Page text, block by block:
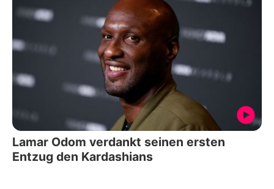
Lamar Odom verdankt seinen ersten
Entzug den Kardashians